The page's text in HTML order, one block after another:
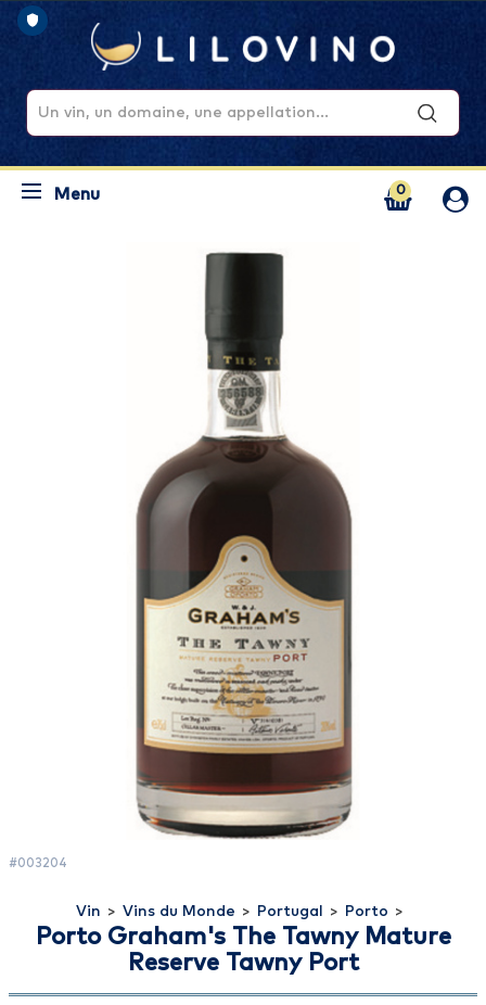
0
Menu
#003204
Vin > Vins du Monde > Portugal > Porto >
Porto Graham's The Tawny Mature
Reserve Tawny Port